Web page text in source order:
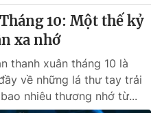
10: Một thế kỷ
xa nhớ
thanh xuân tháng 10 là
về những lá thư tay trải
nhiêu thương nhớ từ...